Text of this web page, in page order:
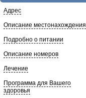
Адрес
Описание местонахождения
Подробно о питании
Описание номеров
Лечение
Программа для Вашего
здоровья